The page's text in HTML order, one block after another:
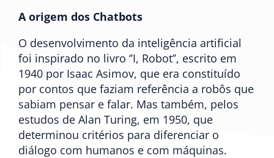
A origem dos Chatbots
O desenvolvimento da inteligência artificial
foi inspirado no livro ‘’I, Robot’’, escrito em
1940 por Isaac Asimov, que era constituído
por contos que faziam referência a robôs que
sabiam pensar e falar. Mas também, pelos
estudos de Alan Turing, em 1950, que
determinou critérios para diferenciar o
diálogo com humanos e com máquinas.